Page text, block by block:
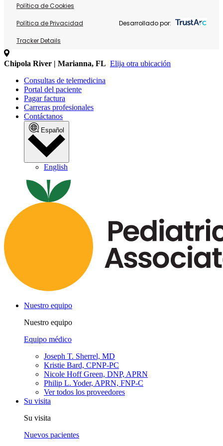
Política de Cookies
Política de Privacidad
Tracker Details
Desarrollado por:
Chipola River | Marianna, FL Elija otra ubicación
Consultas de telemedicina
Portal del paciente
Pagar factura
Carreras profesionales
Contáctanos
Español
English
Nuestro equipo
Nuestro equipo
Equipo médico
Joseph T. Sherrel, MD
Kristie Bard, CPNP-PC
Nicole Hoff Green, DNP, APRN
Philip L. Yoder, APRN, FNP-C
Ver todos los proveedores
Su visita
Su visita
Nuevos pacientes